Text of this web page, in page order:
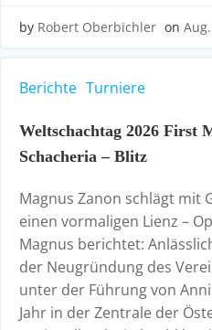
by Robert Oberbichler on
Berichte Turniere
Weltschachtag 2026 First
Schacheria – Blitz
Magnus Zanon schlägt mit
einen vormaligen Lienz –
Magnus berichtet:
der Neugründung des
unter der Führung von
Jahr in der Zentrale der